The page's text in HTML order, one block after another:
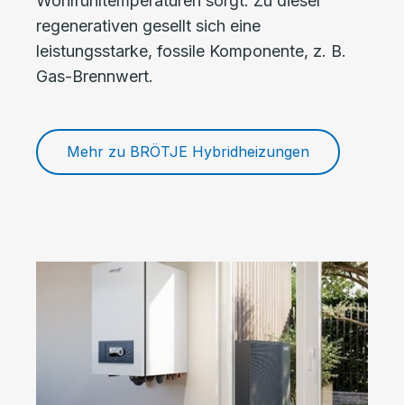
regenerativen gesellt sich eine
leistungsstarke, fossile Komponente, z. B.
Gas-Brennwert.
Mehr zu BRÖTJE Hybridheizungen